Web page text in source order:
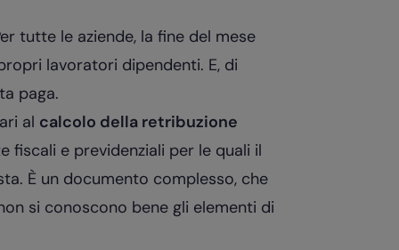
tutte le aziende, la fine del mese
lavoratori dipendenti. E, di
paga.
al calcolo della retribuzione
e previdenziali per le quali il
È un documento complesso, che
si conoscono bene gli elementi di